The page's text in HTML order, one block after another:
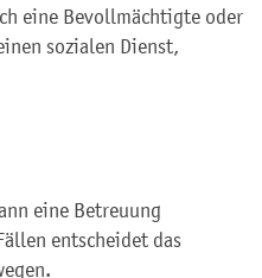
eine Bevollmächtigte oder
sozialen Dienst,
eine Betreuung
entscheidet das